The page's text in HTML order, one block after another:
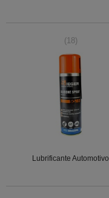
(18)
Lubrificante Automotivo